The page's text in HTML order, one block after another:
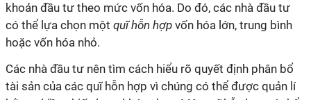
khoản đầu tư theo mức vốn hóa. Do đó, các nhà đầu tư
có thể lựa chọn một quĩhỗn hợp vốn hóa lớn, trung bình
hoặc vốn hóa nhỏ.
Các nhà đầu tư nên tìm cách hiểu rõ quyết định phân bổ
tài sản của các quĩhỗn hợp vì chúng có thể được quản lí